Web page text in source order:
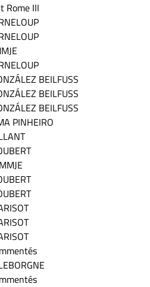
Rome III
BEILFUSS
BEILFUSS
BEILFUSS
PINHEIRO